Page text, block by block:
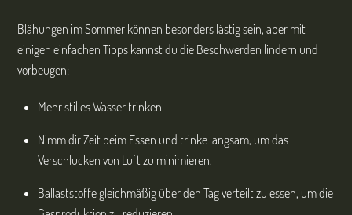
Blähungen im Sommer können besonders lästig sein, aber mit
einigen einfachen Tipps kannst du die Beschwerden lindern und
vorbeugen:
Mehr stilles Wasser trinken
Nimm dir Zeit beim Essen und trinke langsam, um das
Verschlucken von Luft zu minimieren.
Ballaststoffe gleichmäßig über den Tag verteilt zu essen, um die